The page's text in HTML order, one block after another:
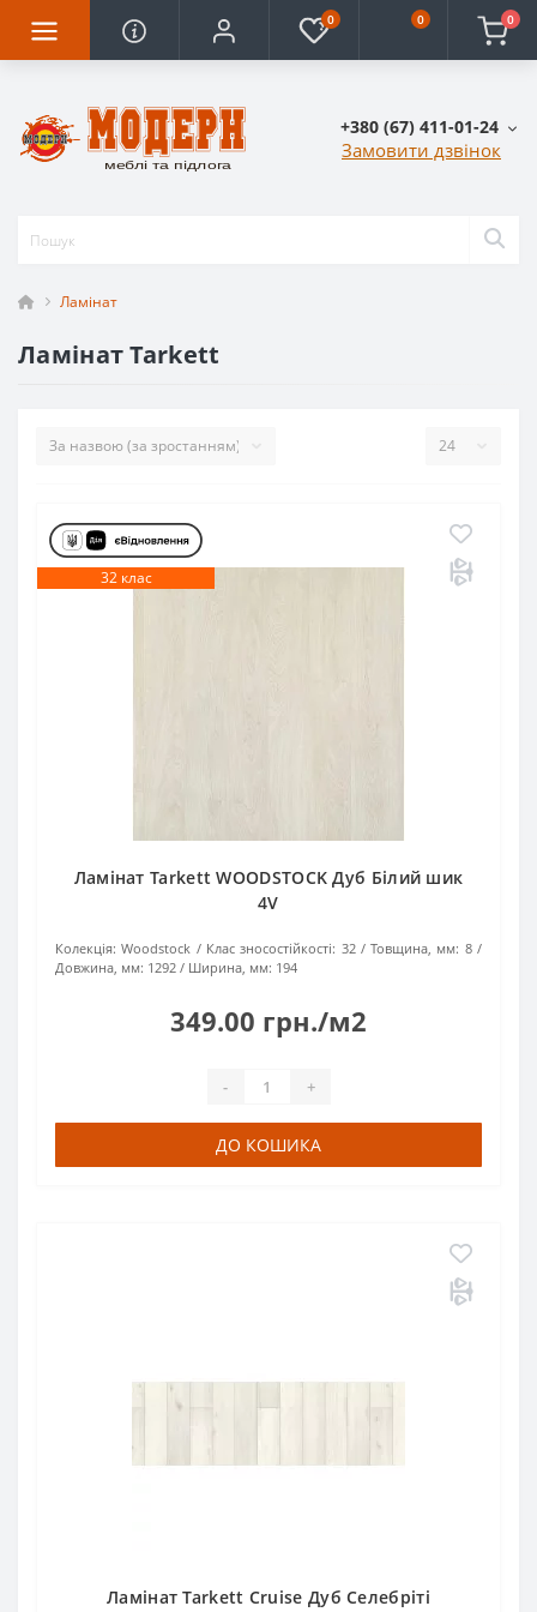
0 0 0
+380 (67) 411-01-24
Замовити дзвінок
Ламінат
Ламінат Tarkett
32 клас
Ламінат Tarkett WOODSTOCK Дуб Білий шик
4V
Колекція: Woodstock Клас зносостійкості: 32 Товщина, мм: 8
Довжина, мм: 1292 Ширина, мм: 194
349.00 грн./м2
- +
ДО КОШИКА
Ламінат Tarkett Сruise Дуб Селебріті